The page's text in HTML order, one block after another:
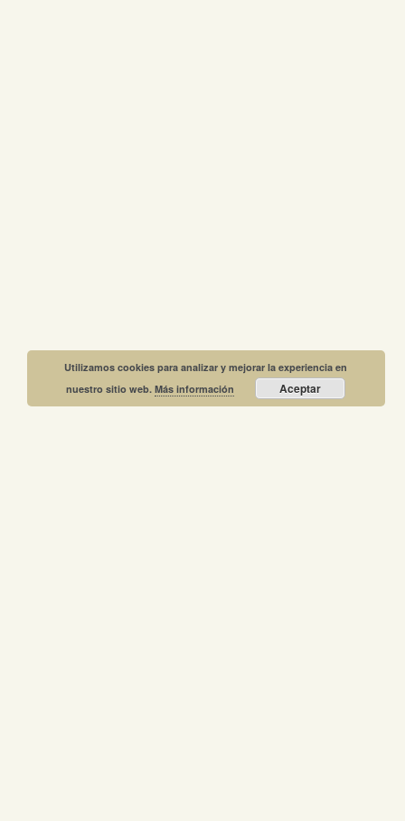
Utilizamos cookies para analizar y mejorar la experiencia en
nuestro sitio web.Más información Aceptar